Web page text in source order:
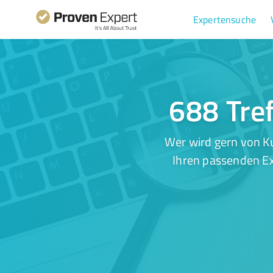
Expertensuche
688
Wer wird gern von
Ihren passenden